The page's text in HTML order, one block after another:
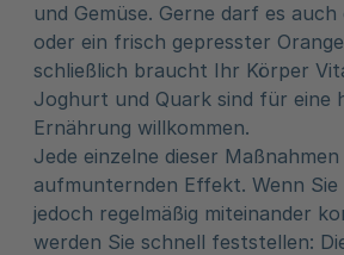
und Gemüse. Gerne darf es
oder ein frisch gepresster
schließlich braucht Ihr Körper
Joghurt und Quark sind für eine
Ernährung willkommen.
Jede einzelne dieser
aufmunternden Effekt. Wenn Sie
jedoch regelmäßig miteinander
werden Sie schnell feststellen: